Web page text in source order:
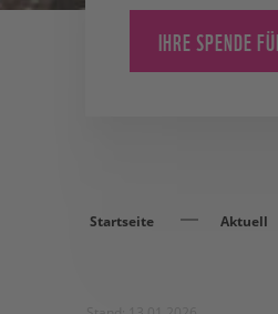
IHRE SPENDE
Startseite Aktuell